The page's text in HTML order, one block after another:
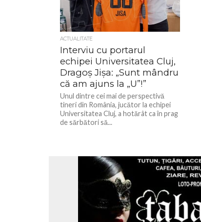
ACTUALITATE
Interviu cu portarul
echipei Universitatea Cluj,
Dragoș Jișa: „Sunt mândru
că am ajuns la „U”!”
Unul dintre cei mai de perspectivă
tineri din România, jucător la echipei
Universitatea Cluj, a hotărât ca în prag
de sărbători să...